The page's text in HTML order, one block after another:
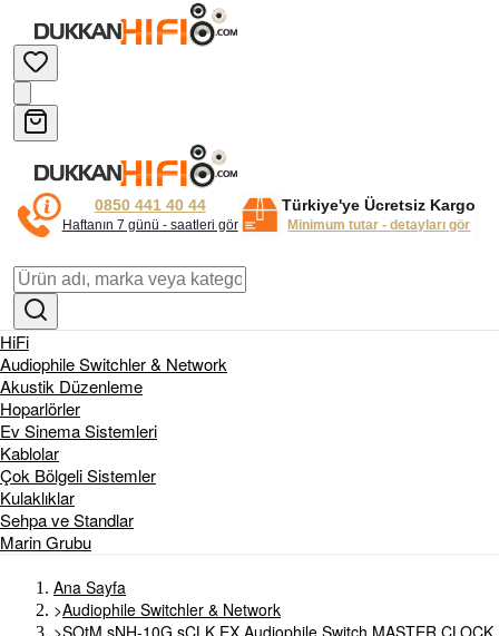
0850 441 40 44
Haftanın 7 günü - saatleri gör
Türkiye'ye Ücretsiz Kargo
Minimum tutar - detayları gör
HiFi
Audiophile Switchler & Network
Akustik Düzenleme
Hoparlörler
Ev Sinema Sistemleri
Kablolar
Çok Bölgeli Sistemler
Kulaklıklar
Sehpa ve Standlar
Marin Grubu
Ana Sayfa
>Audiophile Switchler & Network
>SOtM sNH-10G sCLK EX Audiophile Switch MASTER